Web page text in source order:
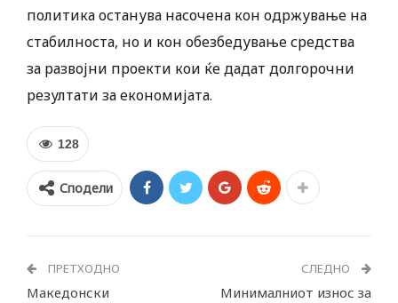
политика останува насочена кон одржување на
стабилноста, но и кон обезбедување средства
за развојни проекти кои ќе дадат долгорочни
резултати за економијата.
128
Сподели
ПРЕТХОДНО
Македонски
СЛЕДНО
Минималниот износ за